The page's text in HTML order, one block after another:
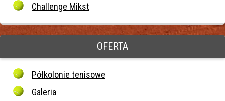
Challenge Mikst
OFERTA
Półkolonie tenisowe
Galeria